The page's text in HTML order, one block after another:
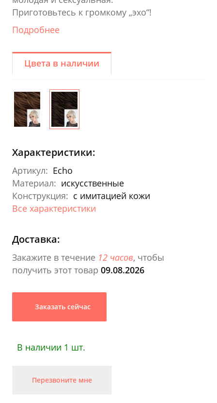
Приготовьтесь к громкому „эхо“!
Подробнее
Цвета в наличии
Характеристики:
Артикул: Echo
Материал: искусственные
Конструкция: с имитацией кожи
Все характеристики
Доставка:
Закажите в течение 12 часов, чтобы
получить этот товар 09.08.2026
Заказать сейчас
В наличии 1 шт.
Перезвоните мне